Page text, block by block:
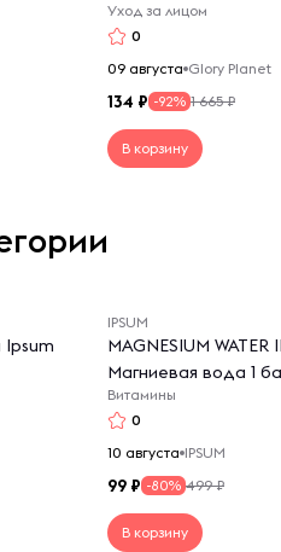
Уход за лицом
0
09 августа Glory Planet
134 -92% 1 665 ₽
В корзину
Ipsum
IPSUM
MAGNESIUM WATER
Магниевая вода 1
ИПСУМ
Витамины
0
10 августа IPSUM
99 -80% 499 ₽
В корзину